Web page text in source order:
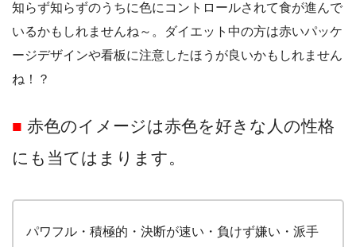
知らず知らずのうちに色にコントロールされて食が進んで
いるかもしれませんね～。ダイエット中の方は赤いパッケ
ージデザインや看板に注意したほうが良いかもしれません
ね！？
■ 赤色のイメージは赤色を好きな人の性格
にも当てはまります。
パワフル・積極的・決断が速い・負けず嫌い・派手